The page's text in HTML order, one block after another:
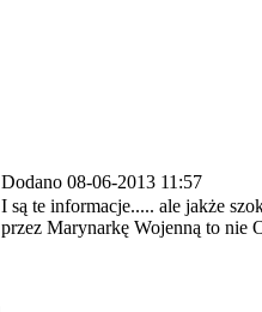
Dodano 08-06-2013 11:57
I są te informacje..... ale jakże
przez Marynarkę Wojenną to nie